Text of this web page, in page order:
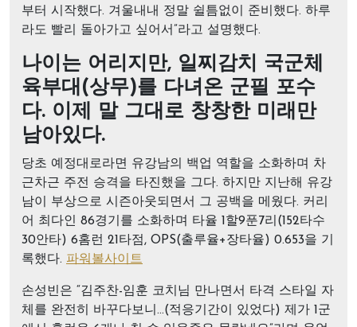
부터 시작했다. 겨울내내 정말 쉴틈없이 준비했다. 하루
라도 빨리 돌아가고 싶어서”라고 설명했다.
나이는 어리지만, 일찌감치 국군체
육부대(상무)를 다녀온 군필 포수
다. 이제 말 그대로 창창한 미래만
남아있다.
당초 예정대로라면 유강남의 백업 역할을 소화하며 차
근차근 주전 승격을 타진했을 그다. 하지만 지난해 유강
남이 부상으로 시즌아웃되면서 그 공백을 메웠다. 커리
어 최다인 86경기를 소화하며 타율 1할9푼7리(152타수
30안타) 6홈런 21타점, OPS(출루율+장타율) 0.653을 기
록했다. 파워볼사이트
손성빈은 “김주찬-임훈 코치님 만나면서 타격 스타일 자
체를 완전히 바꾸다보니…(적응기간이 있었다) 제가 1군